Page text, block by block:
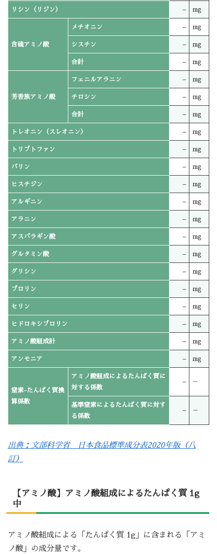
リシン（リジン） – mg
含硫アミノ酸
メチオニン – mg
シスチン – mg
合計 – mg
芳香族アミノ酸
フェニルアラニン – mg
チロシン – mg
合計 – mg
トレオニン（スレオニン） – mg
トリプトファン – mg
バリン – mg
ヒスチジン – mg
アルギニン – mg
アラニン – mg
アスパラギン酸 – mg
グルタミン酸 – mg
グリシン – mg
プロリン – mg
セリン – mg
ヒドロキシプロリン – mg
アミノ酸組成計 – mg
アンモニア – mg
窒素-たんぱく質換
算係数
アミノ酸組成によるたんぱく質に
対する係数
– －
基準窒素によるたんぱく質に対す
る係数
– －
出典：文部科学省 日本食品標準成分表2020年版（八
訂）
【アミノ酸】アミノ酸組成によるたんぱく質 1g
中
アミノ酸組成による「たんぱく質 1g」に含まれる「アミ
ノ酸」の成分量です。